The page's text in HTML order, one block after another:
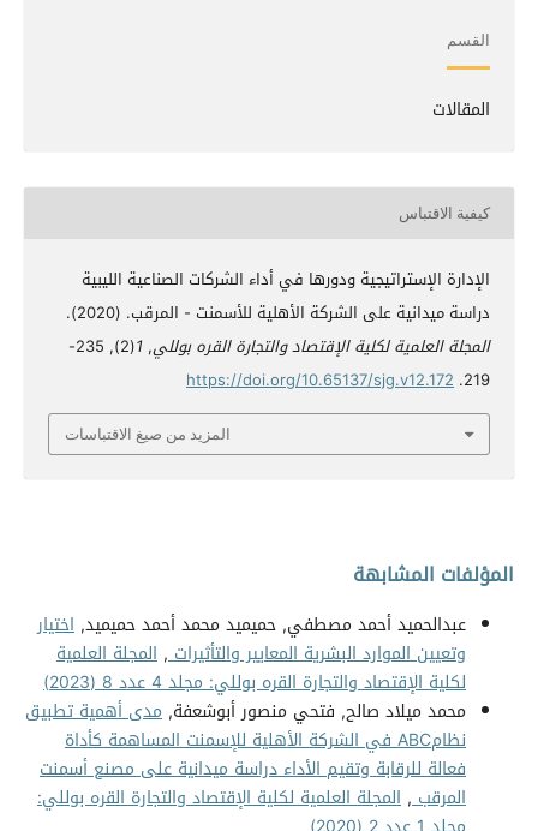
القسم
المقالات
كيفية الاقتباس
الإدارة الإستراتيجية ودورها في أداء الشركات الصناعية الليبية
دراسة ميدانية على الشركة الأهلية للأسمنت - المرقب. (2020).
المجلة العلمية لكلية الإقتصاد والتجارة القره بوللي,
1
(2), 235-
219.
https://doi.org/10.65137/sjg.v12.172
المزيد من صيغ الاقتباسات
المؤلفات المشابهة
عبدالحميد أحمد مصطفي, حميميد محمد أحمد حميميد, اختيار
وتعيين الموارد البشرية المعايير والتأثيرات, المجلة العلمية
لكلية الإقتصاد والتجارة القره بوللي: مجلد 4 عدد 8 (2023)
محمد ميلاد صالح, فتحي منصور أبوشعفة, مدى أهمية تطبيق
نظامABC في الشركة الأهلية للإسمنت المساهمة كأداة
فعالة للرقابة وتقيم الأداء دراسة ميدانية على مصنع أسمنت
المرقب, المجلة العلمية لكلية الإقتصاد والتجارة القره بوللي: